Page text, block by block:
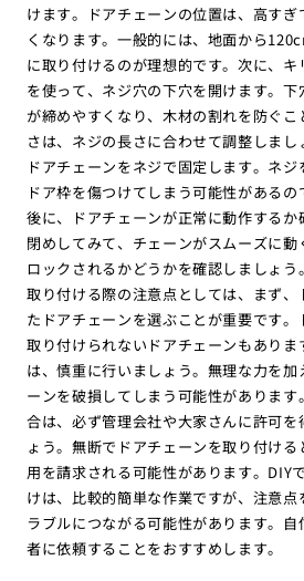
けます。ドアチェーンの位置は、高すぎ
くなります。一般的には、地面から
に取り付けるのが理想的です。次に、キ
を使って、ネジ穴の下穴を開けます。
が締めやすくなり、木材の割れを防ぐ
さは、ネジの長さに合わせて調整しまし
ドアチェーンをネジで固定します。ネ
ドア枠を傷つけてしまう可能性がある
後に、ドアチェーンが正常に動作する
閉めしてみて、チェーンがスムーズに動
ロックされるかどうかを確認しましょ
取り付ける際の注意点としては、まず
たドアチェーンを選ぶことが重要です。
取り付けられないドアチェーンもあり
は、慎重に行いましょう。無理な力を
ーンを破損してしまう可能性がありま
合は、必ず管理会社や大家さんに許可
ょう。無断でドアチェーンを取り付け
用を請求される可能性があります。DIY
けは、比較的簡単な作業ですが、注意点
ラブルにつながる可能性があります。
者に依頼することをおすすめします。